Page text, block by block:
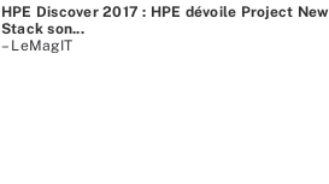
HPE Discover 2017 : HPE dévoile Project New
Stack son...
– LeMagIT